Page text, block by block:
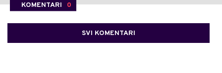
KOMENTARI 0
SVI KOMENTARI